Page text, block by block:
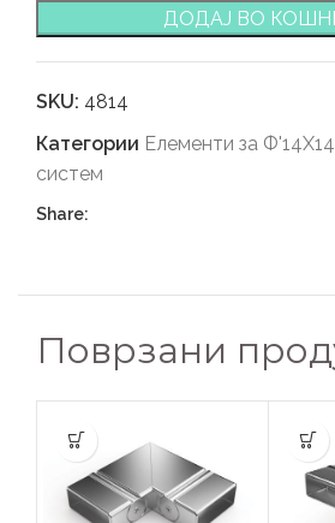
ДОДАЈ ВО
SKU: 4814
Категории Елементи за
систем
Share:
Поврзани